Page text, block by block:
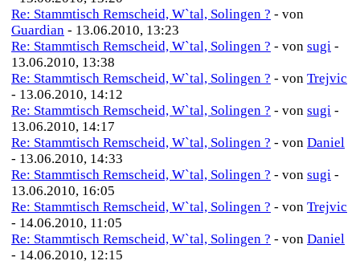
Re: Stammtisch Remscheid, W`tal, Solingen ? - von
Guardian - 13.06.2010, 13:23
Re: Stammtisch Remscheid, W`tal, Solingen ? - von sugi -
13.06.2010, 13:38
Re: Stammtisch Remscheid, W`tal, Solingen ? - von Trejvic
- 13.06.2010, 14:12
Re: Stammtisch Remscheid, W`tal, Solingen ? - von sugi -
13.06.2010, 14:17
Re: Stammtisch Remscheid, W`tal, Solingen ? - von Daniel
- 13.06.2010, 14:33
Re: Stammtisch Remscheid, W`tal, Solingen ? - von sugi -
13.06.2010, 16:05
Re: Stammtisch Remscheid, W`tal, Solingen ? - von Trejvic
- 14.06.2010, 11:05
Re: Stammtisch Remscheid, W`tal, Solingen ? - von Daniel
- 14.06.2010, 12:15